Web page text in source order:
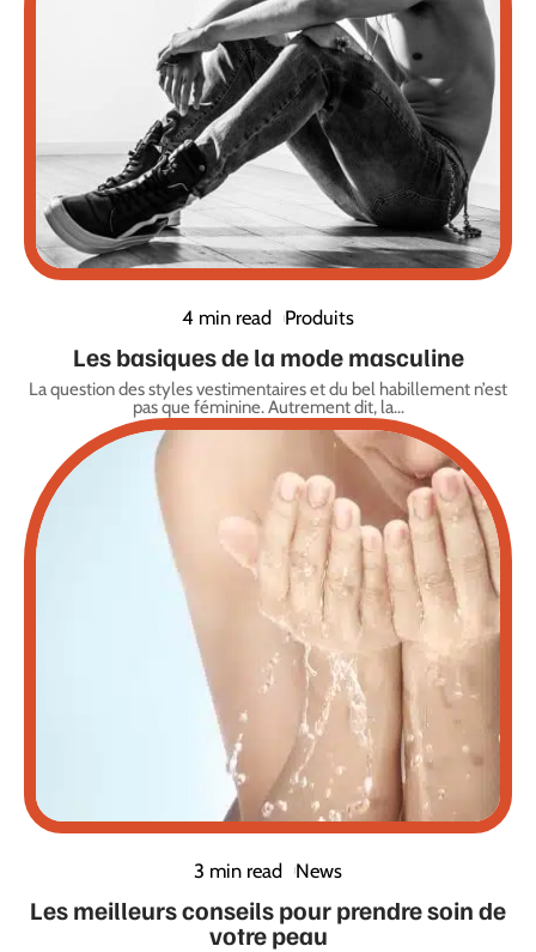
4 min read Produits
Les basiques de la mode masculine
La question des styles vestimentaires et du bel habillement n’est
pas que féminine. Autrement dit, la…
3 min read News
Les meilleurs conseils pour prendre soin de
votre peau